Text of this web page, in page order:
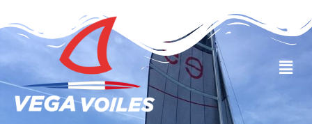
VOILES OCCASIONS